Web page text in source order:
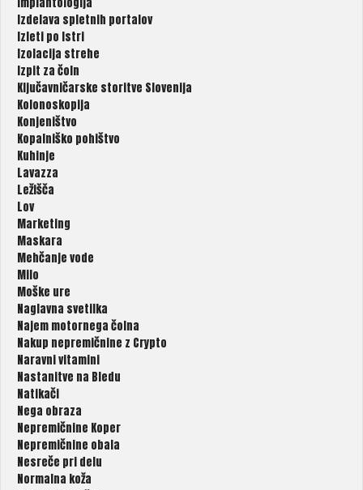
Izdelava spletnih portalov
Izleti po Istri
Izolacija strehe
Izpit za čoln
Ključavničarske storitve Slovenija
Kolonoskopija
Konjeništvo
Kopalniško pohištvo
Kuhinje
Lavazza
Ležišča
Lov
Marketing
Maskara
Mehčanje vode
Milo
Moške ure
Naglavna svetilka
Najem motornega čolna
Nakup nepremičnine z Crypto
Naravni vitamini
Nastanitve na Bledu
Natikači
Nega obraza
Nepremičnine Koper
Nepremičnine obala
Nesreče pri delu
Normalna koža